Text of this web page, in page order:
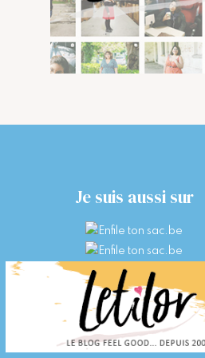
Je suis aussi sur